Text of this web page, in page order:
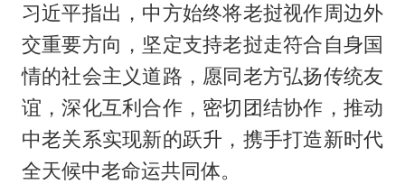
习近平指出，中方始终将老挝视作周边外
交重要方向，坚定支持老挝走符合自身国
情的社会主义道路，愿同老方弘扬传统友
谊，深化互利合作，密切团结协作，推动
中老关系实现新的跃升，携手打造新时代
全天候中老命运共同体。